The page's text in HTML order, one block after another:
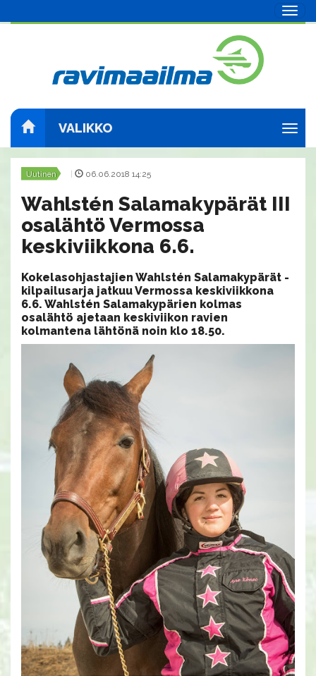
VALIKKO
Uutinen | 06.06.2018 14:25
Wahlstén Salamakypärät III
osalähtö Vermossa
keskiviikkona 6.6.
Kokelasohjastajien Wahlstén Salamakypärät -
kilpailusarja jatkuu Vermossa keskiviikkona
6.6. Wahlstén Salamakypärien kolmas
osalähtö ajetaan keskiviikon ravien
kolmantena lähtönä noin klo 18.50.